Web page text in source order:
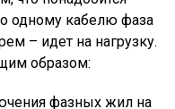
одному кабелю фаза
– идет на нагрузку.
образом:
фазных жил на